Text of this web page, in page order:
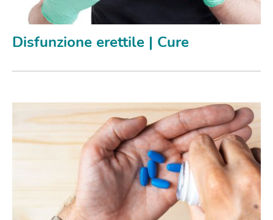
Disfunzione erettile | Cure